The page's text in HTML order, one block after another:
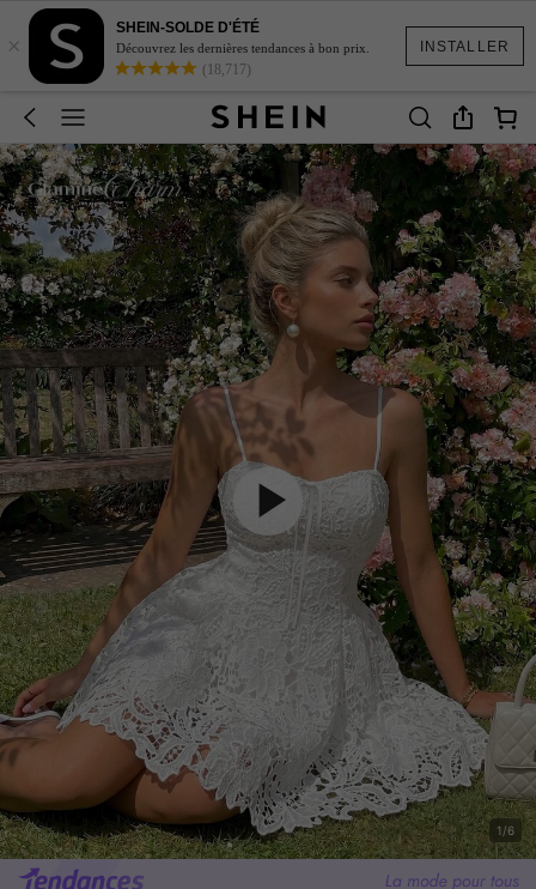
INSTALLER
×
SHEIN-SOLDE D'ÉTÉ
Découvrez les dernières tendances à bon prix.
(18,717)
1/6